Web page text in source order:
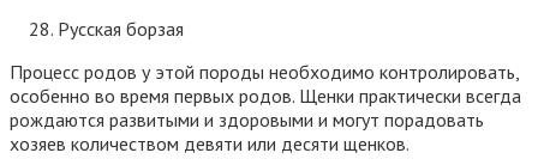
Русская борзая
Процесс родов у этой породы необходимо контролировать,
особенно во время первых родов. Щенки практически всегда
рождаются развитыми и здоровыми и могут порадовать
хозяев количеством девяти или десяти щенков.